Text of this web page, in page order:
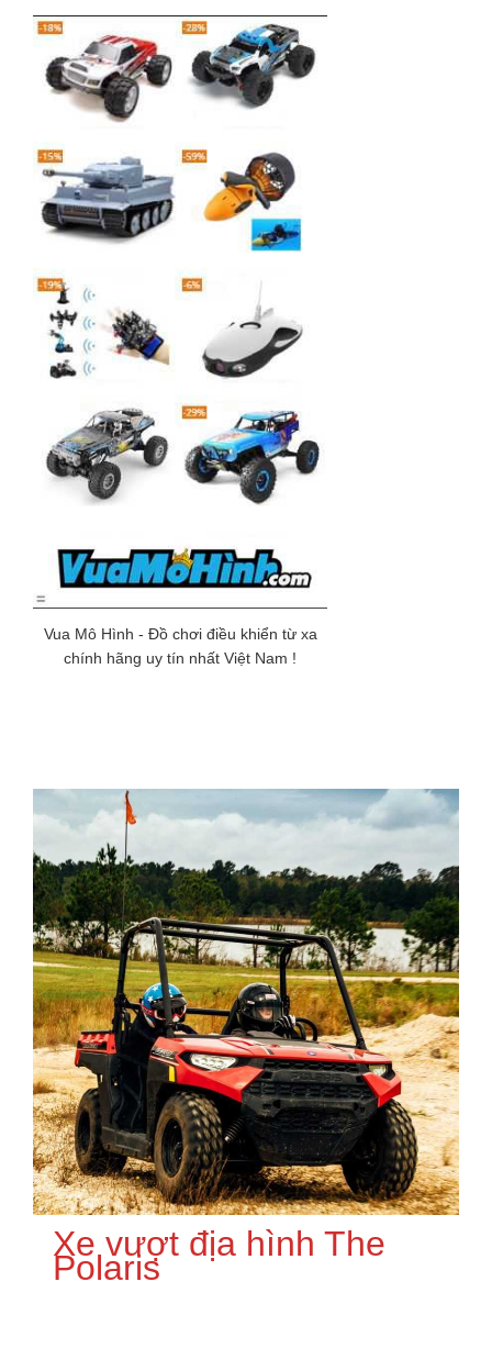
Vua Mô Hình - Đồ chơi điều khiển từ xa
chính hãng uy tín nhất Việt Nam !
Xe vượt địa hình The
Polaris